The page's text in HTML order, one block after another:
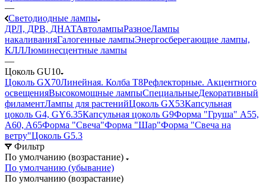
—
Светодиодные лампы
ДРЛ, ДРВ, ДНАТАвтолампыРазноеЛампы
накаливанияГалогенные лампыЭнергосберегающие лампы,
КЛЛЛюминесцентные лампы
—
Цоколь GU10
Цоколь GX70Линейная. Колба Т8Рефлекторные. Акцентного
освещенияВысокомощные лампыСпециальныеДекоративный
филаментЛампы для растенийЦоколь GX53Капсульная
цоколь G4, GY6.35Капсульная цоколь G9Форма "Груша" A55,
A60, A65Форма "Свеча"Форма "Шар"Форма "Свеча на
ветру"Цоколь G5.3
Фильтр
По умолчанию (возрастание)
По умолчанию (убывание)
По умолчанию (возрастание)